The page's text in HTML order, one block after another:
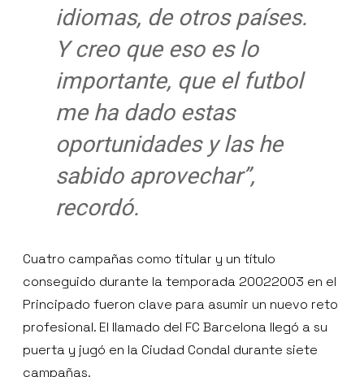
idiomas, de otros países.
Y creo que eso es lo
importante, que el futbol
me ha dado estas
oportunidades y las he
sabido aprovechar”,
recordó.
Cuatro campañas como titular y un título
conseguido durante la temporada 20022003 en el
Principado fueron clave para asumir un nuevo reto
profesional. El llamado del FC Barcelona llegó a su
puerta y jugó en la Ciudad Condal durante siete
campañas.